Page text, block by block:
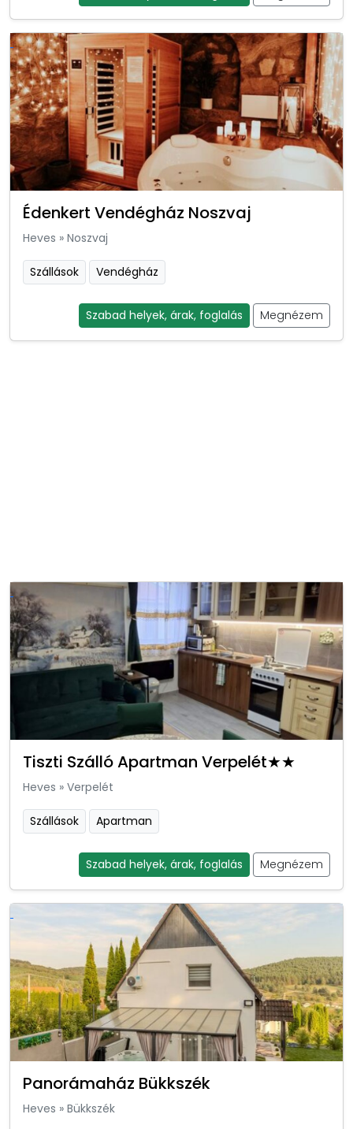
Édenkert Vendégház Noszvaj
Heves » Noszvaj
Szállások Vendégház
Szabad helyek, árak, foglalás Megnézem
Tiszti Szálló Apartman Verpelét★★
Heves » Verpelét
Szállások Apartman
Szabad helyek, árak, foglalás Megnézem
Panorámaház Bükkszék
Heves » Bükkszék